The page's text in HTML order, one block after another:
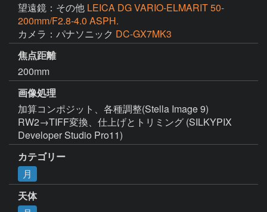
望遠鏡：その他 LEICA DG VARIO-ELMARIT 50-
200mm/F2.8-4.0 ASPH.
カメラ：パナソニック DC-GX7MK3
焦点距離
200mm
画像処理
加算コンポジット、各種調整(Stella Image 9)
RW2→TIFF変換、仕上げとトリミング (SILKYPIX
Developer Studio Pro11)
カテゴリー
月
天体